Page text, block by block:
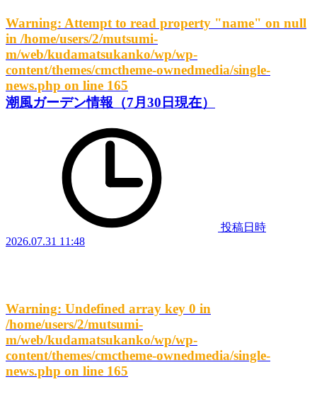
Warning: Attempt to read property "name" on null
in /home/users/2/mutsumi-
m/web/kudamatsukanko/wp/wp-
content/themes/cmctheme-ownedmedia/single-
news.php on line 165
潮風ガーデン情報（7月30日現在）
投稿日時
2026.07.31 11:48
Warning: Undefined array key 0 in
/home/users/2/mutsumi-
m/web/kudamatsukanko/wp/wp-
content/themes/cmctheme-ownedmedia/single-
news.php on line 165